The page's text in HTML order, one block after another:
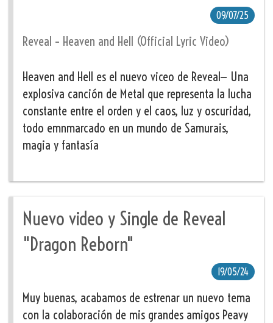
09/07/25
Reveal – Heaven and Hell (Official Lyric Video)
Heaven and Hell es el nuevo viceo de Reveal— Una
explosiva canción de Metal que representa la lucha
constante entre el orden y el caos, luz y oscuridad,
todo emnmarcado en un mundo de Samurais,
magia y fantasía
Nuevo video y Single de Reveal
"Dragon Reborn"
19/05/24
Muy buenas, acabamos de estrenar un nuevo tema
con la colaboración de mis grandes amigos Peavy